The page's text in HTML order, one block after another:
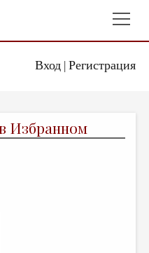
Вход| Регистрация
Избранном